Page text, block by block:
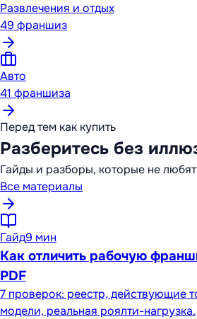
Развлечения и отдых
49 франшиз
Авто
41 франшиза
Перед тем как купить
Разберитесь без
Гайды и разборы, которые не
Все материалы
Гайд9 мин
Как отличить рабочую
PDF
7 проверок: реестр, действующие
модели, реальная роялти-нагрузка.